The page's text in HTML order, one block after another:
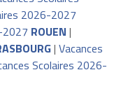
2026-2027
2027 ROUEN |
| Vacances
Scolaires 2026-